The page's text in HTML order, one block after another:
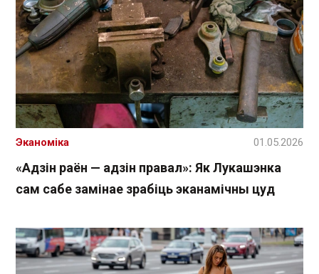
«Адзін раён — адзін правал»: Як Лукашэнка
сам сабе замінае зрабіць эканамічны цуд
Эканоміка 01.05.2026